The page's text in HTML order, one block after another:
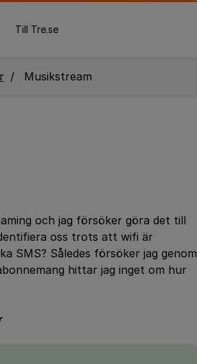
Till Tre.se
Musikstream
och jag försöker göra det till
oss trots att wifi är
SMS? Således försöker jag genom
hittar jag inget om hur